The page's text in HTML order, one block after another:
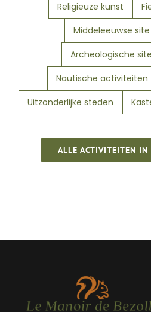
Religieuze kunst
Middeleeuwse site
Archeologische site
Nautische activiteiten
Uitzonderlijke steden
ALLE ACTIVITEITEN IN